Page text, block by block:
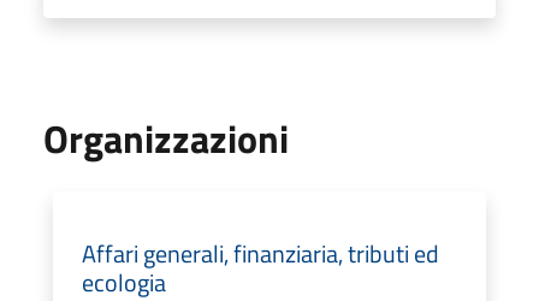
Organizzazioni
Affari generali, finanziaria, tributi ed
ecologia